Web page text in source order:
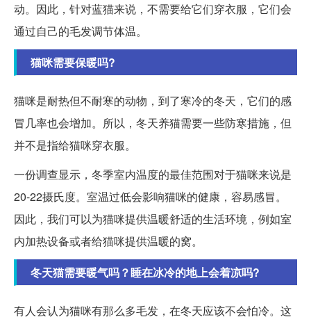
动。因此，针对蓝猫来说，不需要给它们穿衣服，它们会
通过自己的毛发调节体温。
猫咪需要保暖吗?
猫咪是耐热但不耐寒的动物，到了寒冷的冬天，它们的感
冒几率也会增加。所以，冬天养猫需要一些防寒措施，但
并不是指给猫咪穿衣服。
一份调查显示，冬季室内温度的最佳范围对于猫咪来说是
20-22摄氏度。室温过低会影响猫咪的健康，容易感冒。
因此，我们可以为猫咪提供温暖舒适的生活环境，例如室
内加热设备或者给猫咪提供温暖的窝。
冬天猫需要暖气吗？睡在冰冷的地上会着凉吗?
有人会认为猫咪有那么多毛发，在冬天应该不会怕冷。这